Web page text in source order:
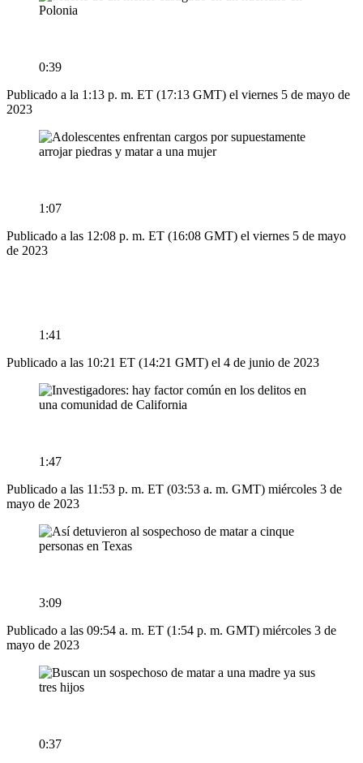
0:39
Publicado a la 1:13 p. m. ET (17:13 GMT) el viernes 5 de mayo de
2023
1:07
Publicado a las 12:08 p. m. ET (16:08 GMT) el viernes 5 de mayo
de 2023
1:41
Publicado a las 10:21 ET (14:21 GMT) el 4 de junio de 2023
1:47
Publicado a las 11:53 p. m. ET (03:53 a. m. GMT) miércoles 3 de
mayo de 2023
3:09
Publicado a las 09:54 a. m. ET (1:54 p. m. GMT) miércoles 3 de
mayo de 2023
0:37